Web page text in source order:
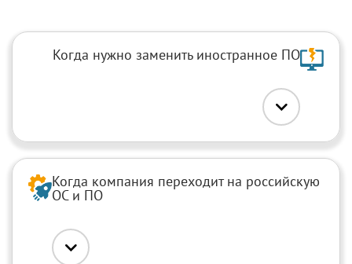
Когда нужно заменить иностранное ПО
Когда компания переходит на российскую
ОС и ПО